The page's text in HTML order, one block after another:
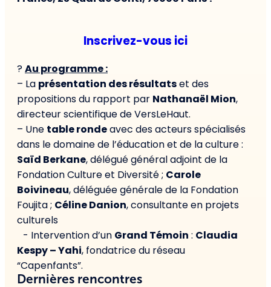
Inscrivez-vous ici
?Au programme :
– La présentation des résultatset des
propositions du rapport par Nathanaël Mion,
directeur scientifique de VersLeHaut.
– Une table rondeavec des acteurs spécialisés
dans le domaine de l’éducation et de la culture :
Saïd Berkane, délégué général adjoint de la
Fondation Culture et Diversité ; Carole
Boivineau, déléguée générale de la Fondation
Foujita ; Céline Danion, consultante en projets
culturels
- Intervention d’un Grand Témoin : Claudia
Kespy – Yahi, fondatrice du réseau
“Capenfants”.
Dernières rencontres